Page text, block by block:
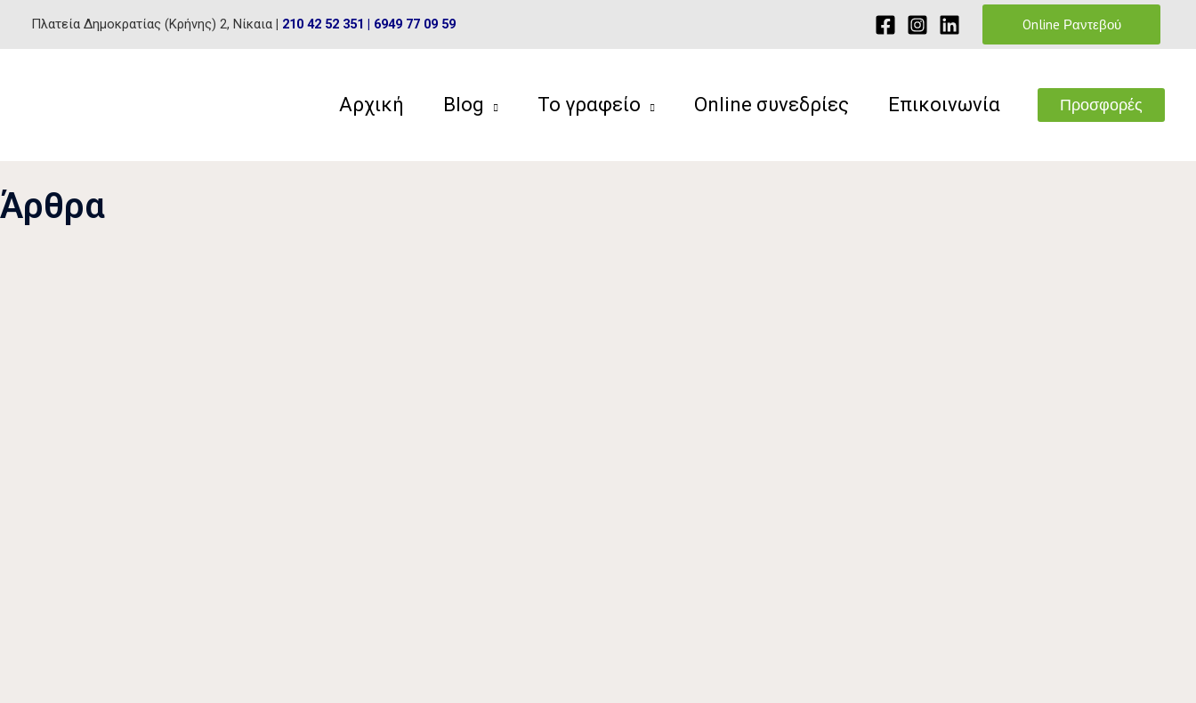
content
Πλατεία Δημοκρατίας (Κρήνης) 2, Νίκαια | 210 42 52 351 | 6949 77 09 59 Online Ραντεβού
Αρχική Blog Το γραφείο Online συνεδρίες Επικοινωνία Προσφορές
Άρθρα